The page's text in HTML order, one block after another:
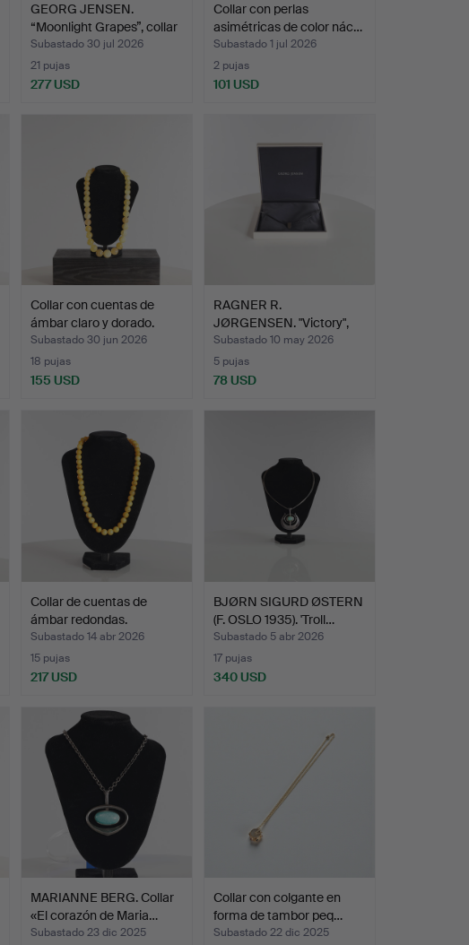
GEORG JENSEN.
“Moonlight Grapes”, collar
d…
Subastado 30 jul 2026
21 pujas
277 USD
Collar con perlas
asimétricas de color nác…
Subastado 1 jul 2026
2 pujas
101 USD
Collar con cuentas de
ámbar claro y dorado.
Subastado 30 jun 2026
18 pujas
155 USD
RAGNER R.
JØRGENSEN. "Victory",
collar de …
Subastado 10 may 2026
5 pujas
78 USD
Collar de cuentas de
ámbar redondas.
Subastado 14 abr 2026
15 pujas
217 USD
BJØRN SIGURD ØSTERN
(F. OSLO 1935). 'Troll…
Subastado 5 abr 2026
17 pujas
340 USD
MARIANNE BERG. Collar
«El corazón de Maria…
Subastado 23 dic 2025
Collar con colgante en
forma de tambor peq…
Subastado 22 dic 2025